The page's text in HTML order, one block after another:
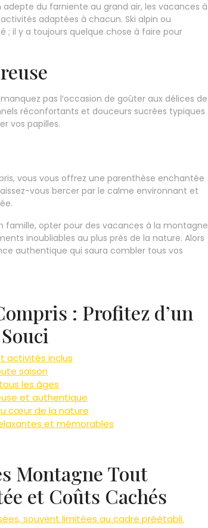
du farniente au grand air, les vacances à
adaptées à chacun. Ski alpin ou
; il y a toujours quelque chose à faire pour
pas l’occasion de goûter aux délices de
réconfortants et douceurs sucrées typiques
vos papilles.
vous vous offrez une parenthèse enchantée
vous bercer par le calme environnant et
famille, opter pour des vacances à la montagne
inoubliables au plus près de la nature. Alors
authentique qui saura combler tous vos
: Profitez d’un
activités inclus
saison
les âges
et authentique
cœur de la nature
et mémorables
Montagne Tout
et Coûts Cachés
souvent limitées au cadre préétabli.